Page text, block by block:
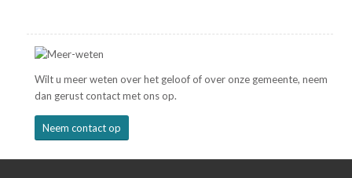
Wilt u meer weten over het geloof of over onze gemeente, neem
dan gerust contact met ons op.
Neem contact op